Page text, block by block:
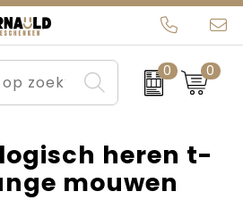
0 0
heren t-
mouwen